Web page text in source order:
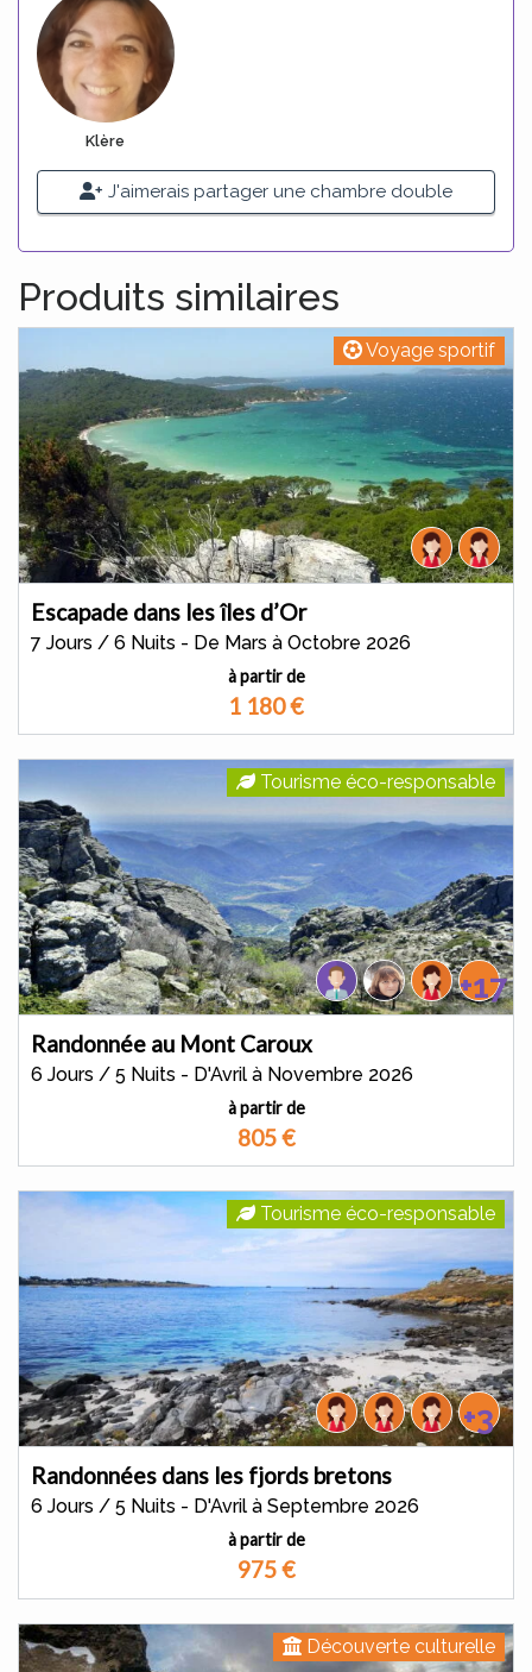
Klère
J'aimerais partager une chambre double
Produits similaires
Voyage sportif
Escapade dans les îles d’Or
7 Jours / 6 Nuits - De Mars à Octobre 2026
à partir de
1 180€
Tourisme éco-responsable
+17
Randonnée au Mont Caroux
6 Jours / 5 Nuits - D'Avril à Novembre 2026
à partir de
805€
Tourisme éco-responsable
+3
Randonnées dans les fjords bretons
6 Jours / 5 Nuits - D'Avril à Septembre 2026
à partir de
975€
Découverte culturelle